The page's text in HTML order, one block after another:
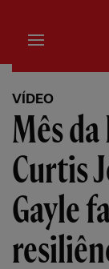
VÍDEO
Mês
Curtis
Gayle